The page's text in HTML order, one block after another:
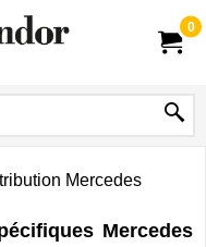
0
Mercedes
Mercedes